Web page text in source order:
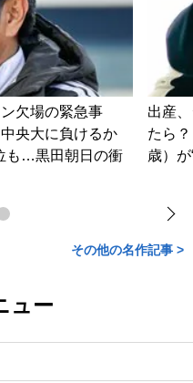
欠場の緊急事
央大に負けるか
も…黒田朝日の衝
出産
たら
歳）
その他の名作記事 >
ュー